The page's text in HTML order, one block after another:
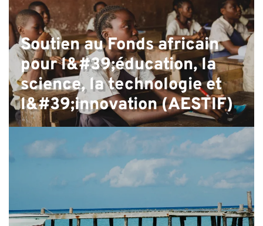
Soutien au Fonds africain
pour l&#39;éducation, la
science, la technologie et
l&#39;innovation (AESTIF)
REJOIGNEZ NOTRE
NEWSLETTER
×